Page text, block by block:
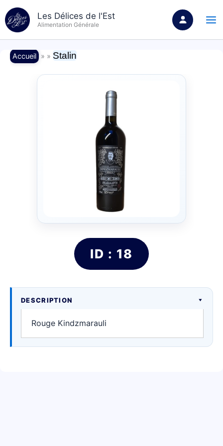
au
contenu
Les Délices de l'Est
Alimentation Générale
Accueil » » Stalin
ID : 18
DESCRIPTION
Rouge Kindzmarauli